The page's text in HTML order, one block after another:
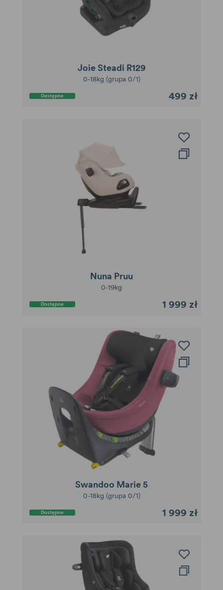
Joie Steadi R129
0-18kg (grupa 0/1)
Dostępne 499 zł
Nuna Pruu
0-19kg
Dostępne 1 999 zł
Swandoo Marie 5
0-18kg (grupa 0/1)
Dostępne 1 999 zł